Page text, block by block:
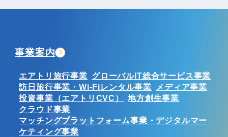
事業案内
エアトリ旅行事業 グローバルIT総合サービス事業
訪日旅行事業・Wi-Fiレンタル事業
メディア事業
投資事業（エアトリCVC）
地方創生事業
クラウド事業
マッチングプラットフォーム事業・デジタルマー
ケティング事業